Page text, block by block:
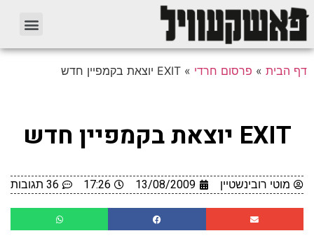
דף הבית » פרסום חרדי » EXIT יוצאת בקמפיין חדש
EXIT יוצאת בקמפיין חדש
מוטי רובינשטיין 13/08/2009
17:26 36 תגובות